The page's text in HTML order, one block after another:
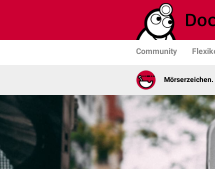
Community
Mörserzeichen.